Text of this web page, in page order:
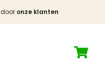
onze klanten